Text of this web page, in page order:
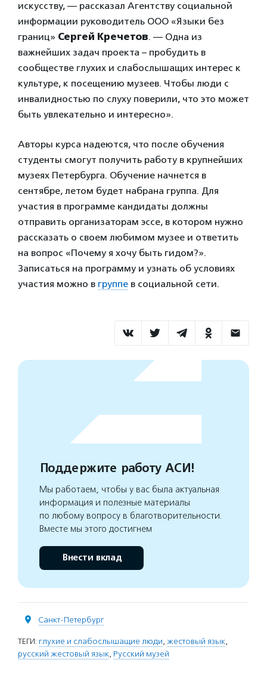
искусству, — рассказал Агентству социальной
информации руководитель ООО «Языки без
границ» Сергей Кречетов. — Одна из
важнейших задач проекта – пробудить в
сообществе глухих и слабослышащих интерес к
культуре, к посещению музеев. Чтобы люди с
инвалидностью по слуху поверили, что это может
быть увлекательно и интересно».
Авторы курса надеются, что после обучения
студенты смогут получить работу в крупнейших
музеях Петербурга. Обучение начнется в
сентябре, летом будет набрана группа. Для
участия в программе кандидаты должны
отправить организаторам эссе, в котором нужно
рассказать о своем любимом музее и ответить
на вопрос «Почему я хочу быть гидом?».
Записаться на программу и узнать об условиях
участия можно в группе в социальной сети.
Поддержите работу АСИ!
Мы работаем, чтобы у вас была актуальная
информация и полезные материалы
по любому вопросу в благотворительности.
Вместе мы этого достигнем
Внести вклад
Санкт-Петербург
ТЕГИ: глухие и слабослышащие люди, жестовый язык,
русский жестовый язык, Русский музей